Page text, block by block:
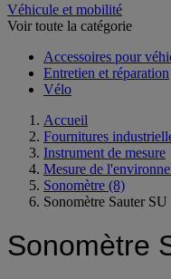
Véhicule et mobilité
Voir toute la catégorie
Accessoires pour
Entretien et réparation
Vélo
Accueil
Fournitures
Instrument de mesure
Mesure de
Sonomètre (8)
Sonomètre Sauter SU
Sonomètre